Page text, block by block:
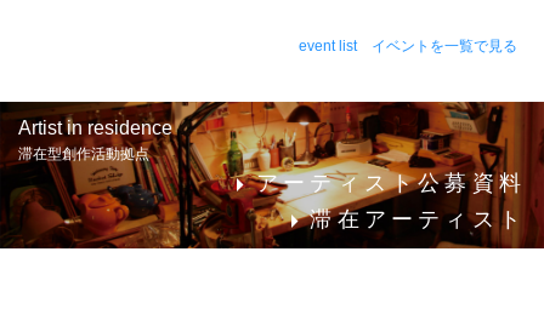
event list イベントを一覧で見る
Artist in residence
滞在型創作活動拠点
アーティスト公募資料
滞在アーティスト